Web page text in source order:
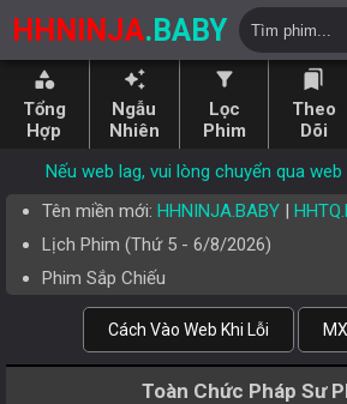
HHNINJA.BABY
category
Tổng
Hợp
auto_awesome
Ngẫu
Nhiên
filter_alt
Lọc
Phim
bookmarks
Theo
Dõi
Nếu web lag, vui lòng chuyển qua
Tên miền mới: HHNINJA.BABY |
Lịch Phim (Thứ 5 - 6/8/2026)
Phim Sắp Chiếu
Cách Vào Web Khi Lỗi
Toàn Chức Pháp Sư